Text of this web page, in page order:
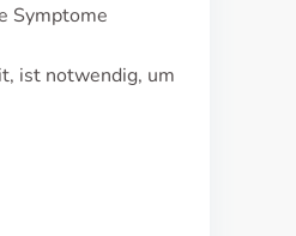
Symptome
ist notwendig, um